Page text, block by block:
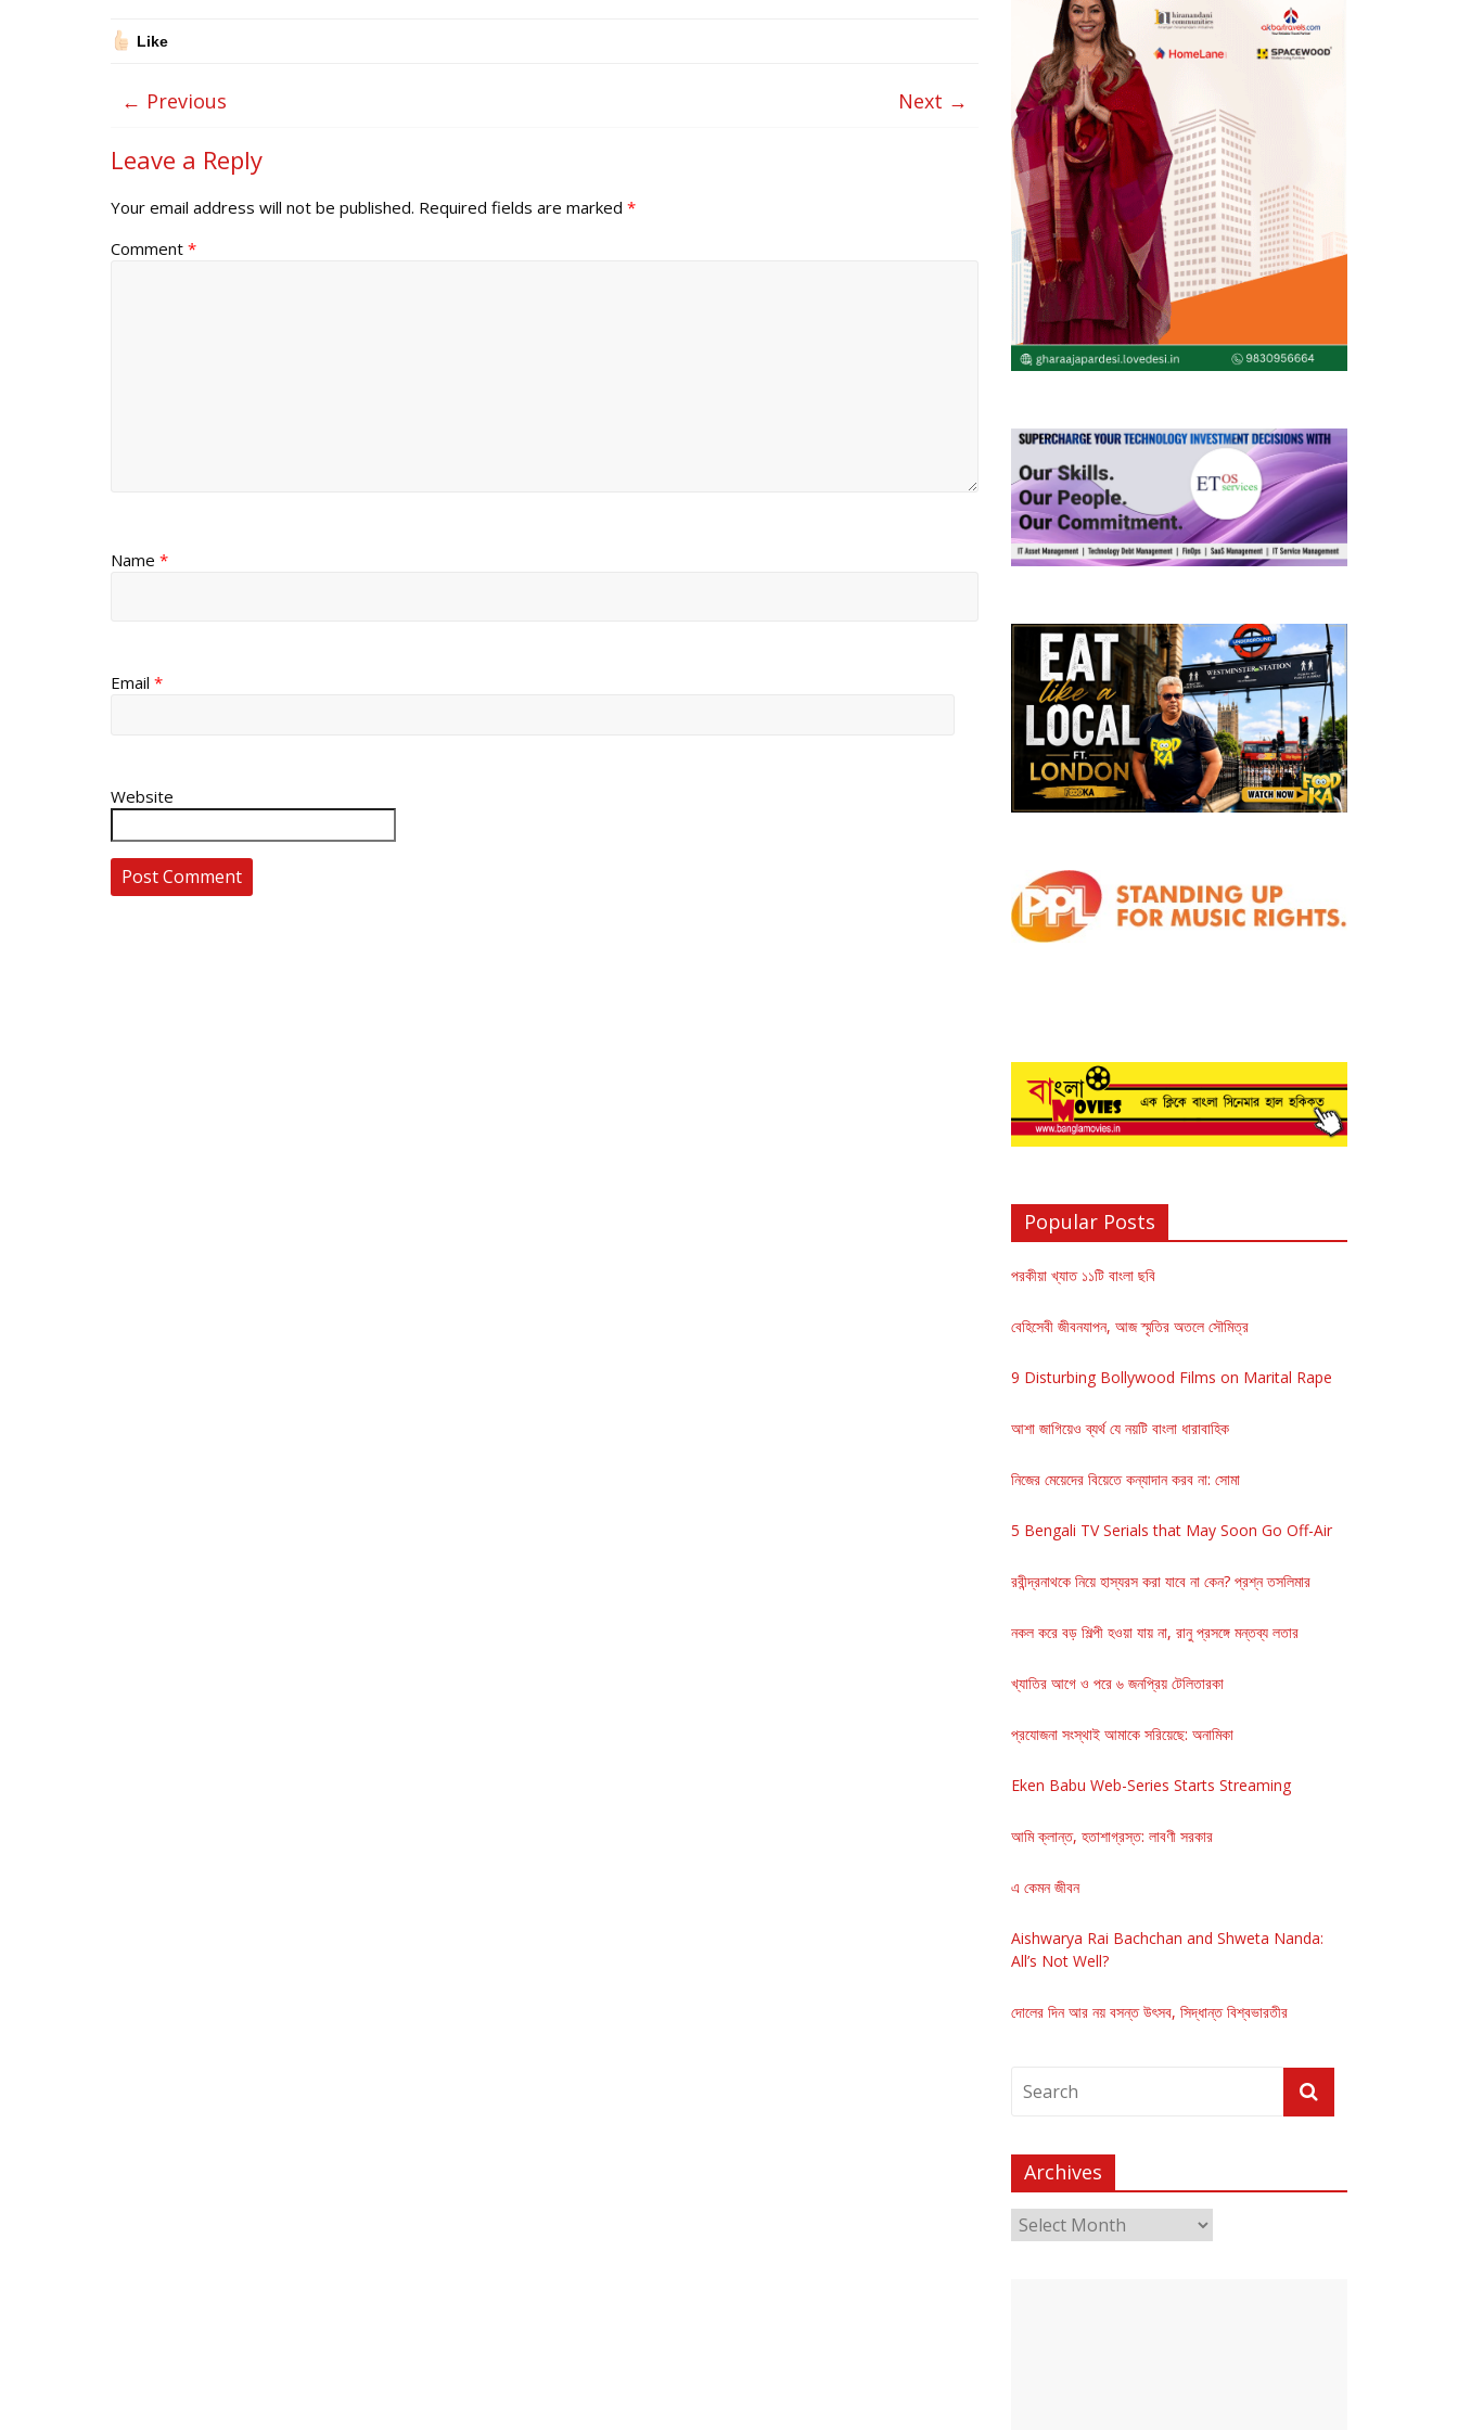
Like
← Previous Next →
Leave a Reply
Your email address will not be published. Required fields are marked *
Comment *
Name *
Email *
Website
Popular Posts
পরকীয়া খ্যাত ১১টি বাংলা ছবি
বেহিসেবী জীবনযাপন, আজ স্মৃতির অতলে সৌমিত্র
9 Disturbing Bollywood Films on Marital Rape
আশা জাগিয়েও ব্যর্থ যে নয়টি বাংলা ধারাবাহিক
নিজের মেয়েদের বিয়েতে কন্যাদান করব না: সোমা
5 Bengali TV Serials that May Soon Go Off-Air
রবীন্দ্রনাথকে নিয়ে হাস্যরস করা যাবে না কেন? প্রশ্ন তসলিমার
নকল করে বড় শিল্পী হওয়া যায় না, রানু প্রসঙ্গে মন্তব্য লতার
খ্যাতির আগে ও পরে ৬ জনপ্রিয় টেলিতারকা
প্রযোজনা সংস্থাই আমাকে সরিয়েছে: অনামিকা
Eken Babu Web-Series Starts Streaming
আমি ক্লান্ত, হতাশাগ্রস্ত: লাবণী সরকার
এ কেমন জীবন
Aishwarya Rai Bachchan and Shweta Nanda:
All’s Not Well?
দোলের দিন আর নয় বসন্ত উৎসব, সিদ্ধান্ত বিশ্বভারতীর
Archives